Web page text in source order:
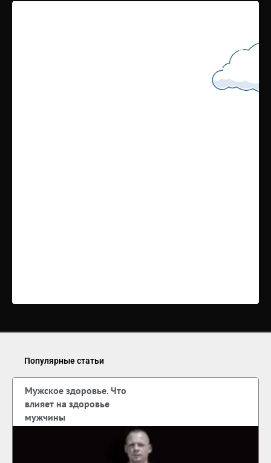
Популярные статьи
Мужское здоровье. Что
влияет на здоровье
мужчины